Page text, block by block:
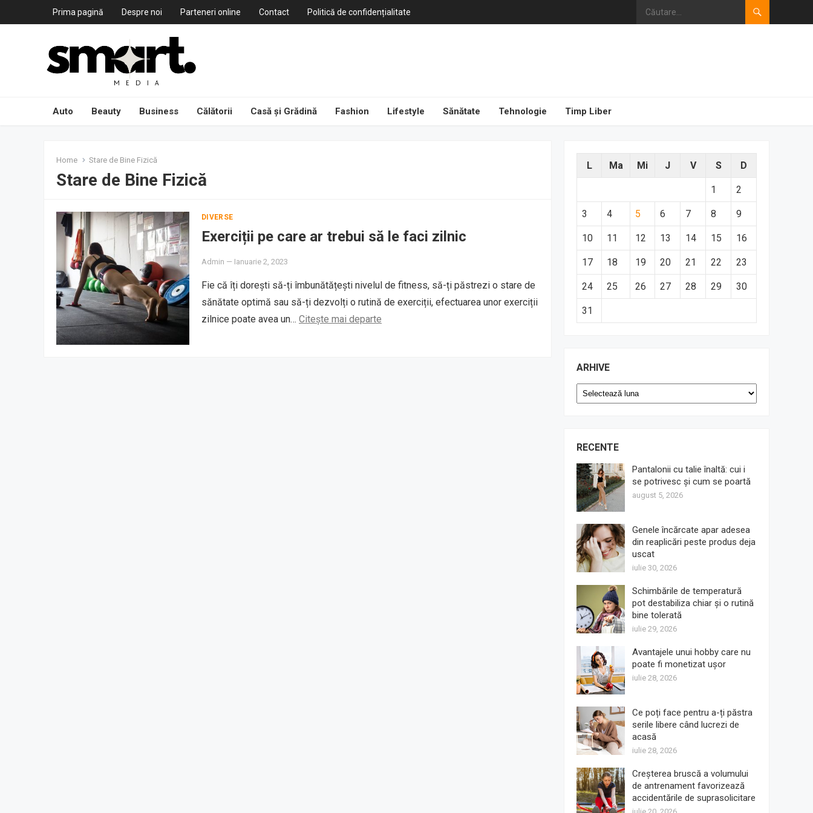
Prima pagină Despre noi Parteneri online Contact Politică de confidențialitate
Auto Beauty Business Călătorii Casă și Grădină Fashion Lifestyle Sănătate Tehnologie Timp Liber
Home Stare de Bine Fizică
Stare de Bine Fizică
DIVERSE
Exerciții pe care ar trebui să le faci zilnic
Admin — Ianuarie 2, 2023
Fie că îți dorești să-ți îmbunătățești nivelul de fitness, să-ți păstrezi o stare de
sănătate optimă sau să-ți dezvolți o rutină de exerciții, efectuarea unor exerciții
zilnice poate avea un… Citește mai departe
L Ma Mi J V S D
1 2
3 4 5 6 7 8 9
10 11 12 13 14 15 16
17 18 19 20 21 22 23
24 25 26 27 28 29 30
31
ARHIVE
Arhive
RECENTE
Pantalonii cu talie înaltă: cui i
se potrivesc și cum se poartă
august 5, 2026
Genele încărcate apar adesea
din reaplicări peste produs deja
uscat
iulie 30, 2026
Schimbările de temperatură
pot destabiliza chiar și o rutină
bine tolerată
iulie 29, 2026
Avantajele unui hobby care nu
poate fi monetizat ușor
iulie 28, 2026
Ce poți face pentru a-ți păstra
serile libere când lucrezi de
acasă
iulie 28, 2026
Creșterea bruscă a volumului
de antrenament favorizează
accidentările de suprasolicitare